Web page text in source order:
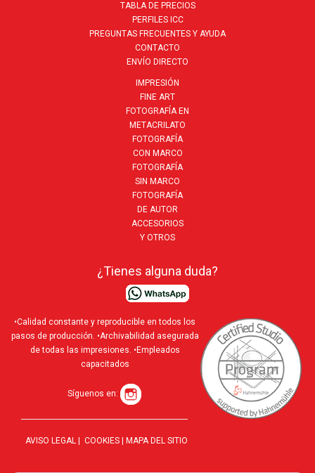
TABLA DE PRECIOS
PERFILES ICC
PREGUNTAS FRECUENTES Y AYUDA
CONTACTO
ENVÍO DIRECTO
IMPRESIÓN
FINE ART
FOTOGRAFÍA EN
METACRILATO
FOTOGRAFÍA
CON MARCO
FOTOGRAFÍA
SIN MARCO
FOTOGRAFÍA
DE AUTOR
ACCESORIOS
Y OTROS
¿Tienes alguna duda?
•Calidad constante y reproducible en todos los
pasos de producción. •Archivabilidad asegurada
de todas las impresiones. •Empleados
capacitados
Síguenos en:
AVISO LEGAL COOKIES MAPA DEL SITIO